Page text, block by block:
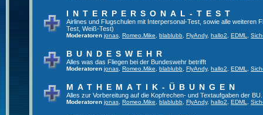
INTERPERSONAL-TEST
Airlines und Flugschulen mit Interpersonal-Test, sowie alle weiteren
Test, Weiß-Test)
Moderatoren jonas Romeo.Mike blablubb FlyAndy, hallo2 EDML
BUNDESWEHR
Alles was das Fliegen bei der Bundeswehr betrifft
Moderatoren jonas Romeo.Mike blablubb FlyAndy, hallo2 EDML
MATHEMATIK-ÜBUNGEN
Alles zur Vorbereitung auf die Kopfrechen- und Textaufgaben der BU.
Moderatoren jonas Romeo.Mike blablubb FlyAndy, hallo2 EDML